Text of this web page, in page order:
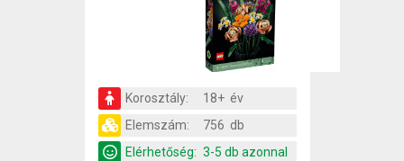
Korosztály:
18+ év
Elemszám:
756 db
Elérhetőség: 3-5 db azonnal